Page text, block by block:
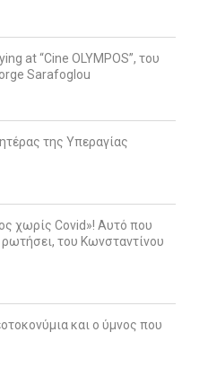
at “Cine OLYMPOS”, του
Sarafoglou
της Υπεραγίας
χωρίς Covid»! Αυτό που
ρωτήσει, του Κωνσταντίνου
και ο ύμνος που